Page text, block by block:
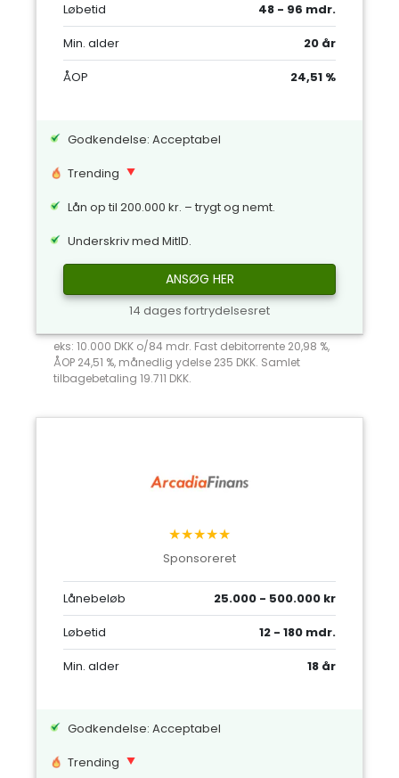
Løbetid
48 - 96 mdr.
Min. alder
20 år
ÅOP
24,51 %
Godkendelse: Acceptabel
Trending
Lån op til 200.000 kr. – trygt og nemt.
Underskriv med MitID.
ANSØG HER
14 dages fortrydelsesret
eks: 10.000 DKK o/84 mdr. Fast debitorrente 20,98 %,
ÅOP 24,51 %, månedlig ydelse 235 DKK. Samlet
tilbagebetaling 19.711 DKK.
★★★★★
Sponsoreret
Lånebeløb
25.000 - 500.000 kr
Løbetid
12 - 180 mdr.
Min. alder
18 år
Godkendelse: Acceptabel
Trending